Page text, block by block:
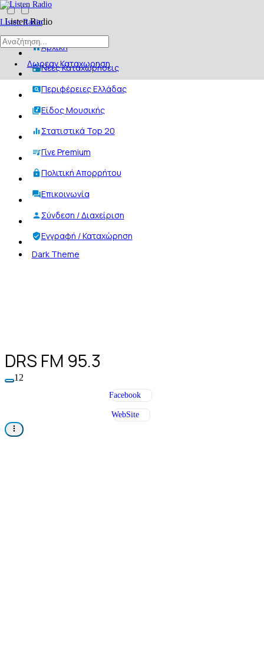
Listen Radio
Δωρεαν Καταχωρηση
Listen Radio
Αρχική
Νέες Καταχωρήσεις
Περιφέρειες Ελλάδας
Είδος Μουσικής
Στατιστικά Top 20
Γίνε Premium
Πολιτική Απορρήτου
Επικοινωνία
Σύνδεση / Διαχείριση
Εγγραφή / Καταχώρηση
Dark Theme
DRS FM 95.3
12
Facebook
WebSite